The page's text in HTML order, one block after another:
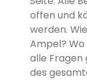
offen und
werden.
Ampel?
alle Fragen
des